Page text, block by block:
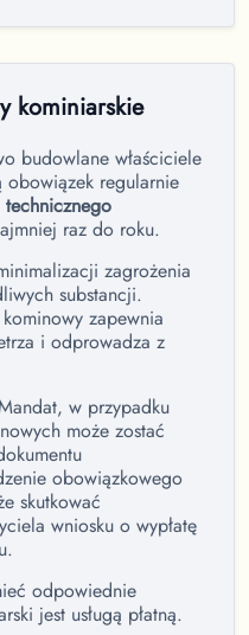
kominiarskie
budowlane właściciele
obowiązek regularnie
technicznego
raz do roku.
zagrożenia
substancji.
zapewnia
i odprowadza z
w przypadku
może zostać
obowiązkowego
skutkować
wniosku o wypłatę
odpowiednie
jest usługą płatną.